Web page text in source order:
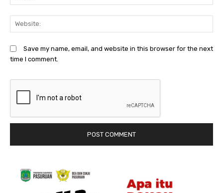
Save my name, email, and website in this browser for the next
time I comment.